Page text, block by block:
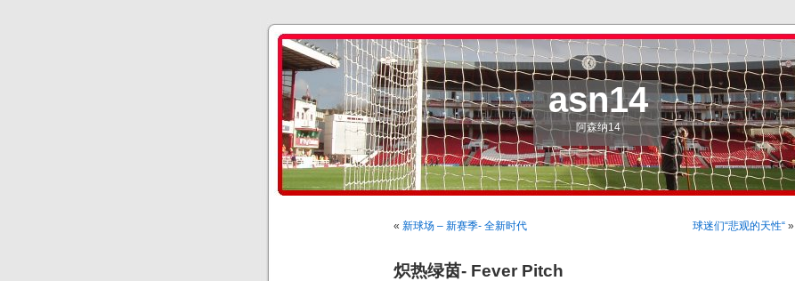
asn14
阿森纳14
« 新球场 – 新赛季- 全新时代 球迷们“悲观的天性“ »
炽热绿茵- Fever Pitch